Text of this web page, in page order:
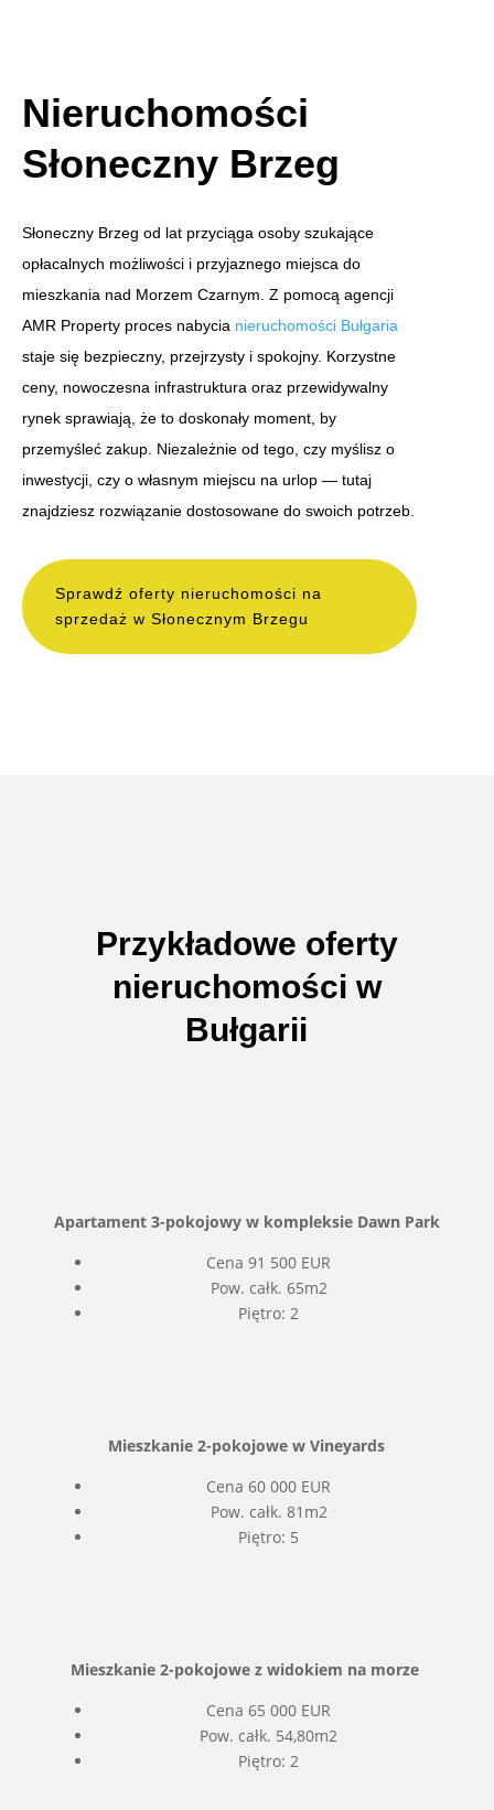
Nieruchomości
Słoneczny Brzeg
Słoneczny Brzeg od lat przyciąga osoby szukające
opłacalnych możliwości i przyjaznego miejsca do
mieszkania nad Morzem Czarnym. Z pomocą agencji
AMR Property proces nabycia nieruchomości Bułgaria
staje się bezpieczny, przejrzysty i spokojny. Korzystne
ceny, nowoczesna infrastruktura oraz przewidywalny
rynek sprawiają, że to doskonały moment, by
przemyśleć zakup. Niezależnie od tego, czy myślisz o
inwestycji, czy o własnym miejscu na urlop — tutaj
znajdziesz rozwiązanie dostosowane do swoich potrzeb.
Sprawdź oferty nieruchomości na
sprzedaż w Słonecznym Brzegu
Przykładowe oferty
nieruchomości w
Bułgarii
Apartament 3-pokojowy w kompleksie Dawn Park
Cena 91 500 EUR
Pow. całk. 65m2
Piętro: 2
Mieszkanie 2-pokojowe w Vineyards
Cena 60 000 EUR
Pow. całk. 81m2
Piętro: 5
Mieszkanie 2-pokojowe z widokiem na morze
Cena 65 000 EUR
Pow. całk. 54,80m2
Piętro: 2